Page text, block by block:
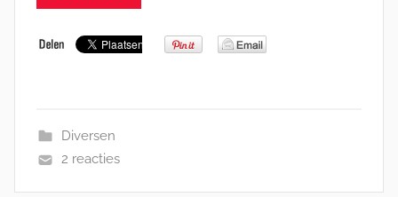
Diversen
2 reacties